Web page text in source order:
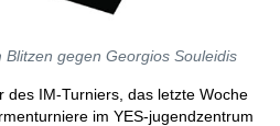
gegen Georgios Souleidis
des IM-Turniers, das letzte Woche
im YES-jugendzentrum